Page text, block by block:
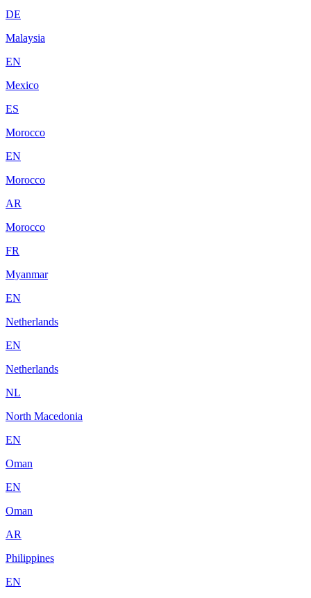
DE
Malaysia
EN
Mexico
ES
Morocco
EN
Morocco
AR
Morocco
FR
Myanmar
EN
Netherlands
EN
Netherlands
NL
North Macedonia
EN
Oman
EN
Oman
AR
Philippines
EN